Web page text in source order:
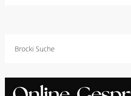
Brocki Suche